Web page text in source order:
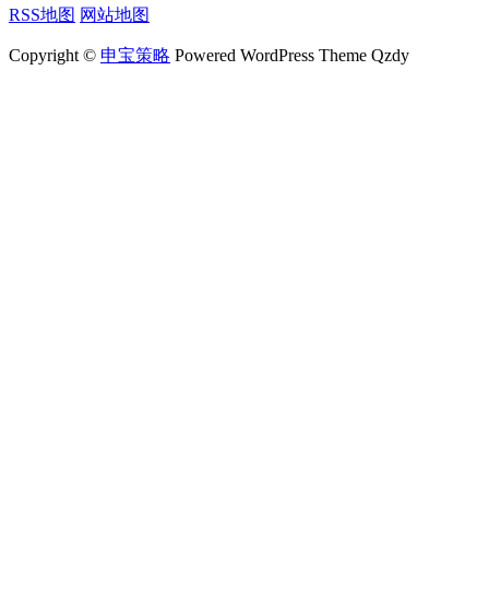
RSS地图 网站地图
Copyright © 申宝策略 Powered WordPress Theme Qzdy